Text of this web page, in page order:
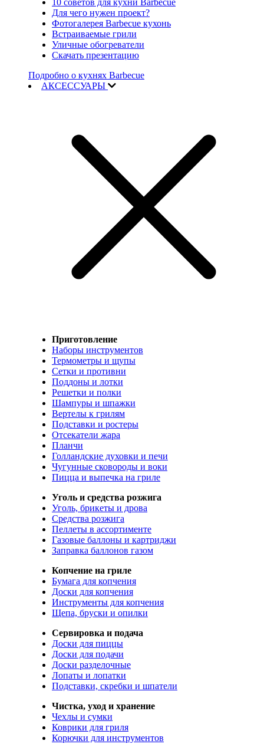
10 советов для кухни Barbecue
Для чего нужен проект?
Фотогалерея Barbecue кухонь
Встраиваемые грили
Уличные обогреватели
Скачать презентацию
Подробно о кухнях Barbecue
АКСЕССУАРЫ
Приготовление
Наборы инструментов
Термометры и щупы
Сетки и противни
Поддоны и лотки
Решетки и полки
Шампуры и шпажки
Вертелы к грилям
Подставки и ростеры
Отсекатели жара
Планчи
Голландские духовки и печи
Чугунные сковороды и воки
Пицца и выпечка на гриле
Уголь и средства розжига
Уголь, брикеты и дрова
Средства розжига
Пеллеты в ассортименте
Газовые баллоны и картриджи
Заправка баллонов газом
Копчение на гриле
Бумага для копчения
Доски для копчения
Инструменты для копчения
Щепа, бруски и опилки
Сервировка и подача
Доски для пиццы
Доски для подачи
Доски разделочные
Лопаты и лопатки
Подставки, скребки и шпатели
Чистка, уход и хранение
Чехлы и сумки
Коврики для гриля
Корючки для инструментов